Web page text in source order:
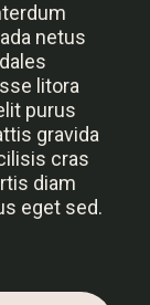
netus
litora
purus
gravida
cras
diam
eget sed.